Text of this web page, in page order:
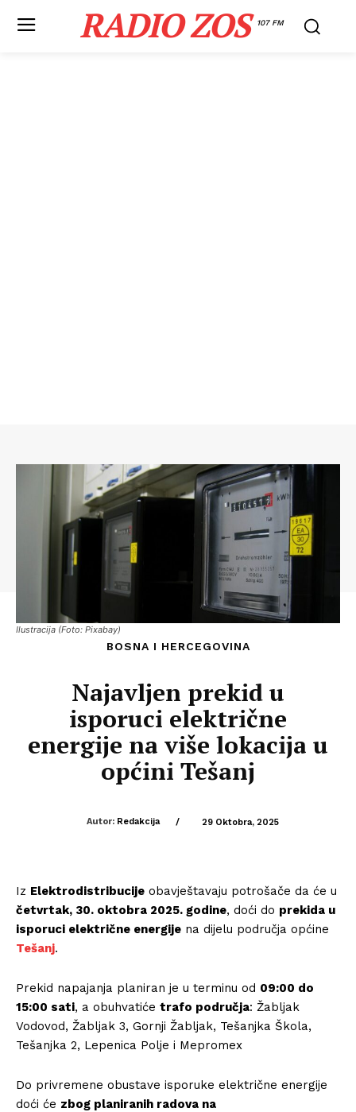
RADIO ZOS 107 FM
Ilustracija (Foto: Pixabay)
BOSNA I HERCEGOVINA
Najavljen prekid u
isporuci električne
energije na više lokacija u
općini Tešanj
Autor: Redakcija / 29 Oktobra, 2025
Iz Elektrodistribucije obavještavaju potrošače da će u
četvrtak, 30. oktobra 2025. godine, doći do prekida u
isporuci električne energije na dijelu područja općine
Tešanj.
Prekid napajanja planiran je u terminu od 09:00 do
15:00 sati, a obuhvatiće trafo područja: Žabljak
Vodovod, Žabljak 3, Gornji Žabljak, Tešanjka Škola,
Tešanjka 2, Lepenica Polje i Mepromex
Do privremene obustave isporuke električne energije
doći će zbog planiranih radova na